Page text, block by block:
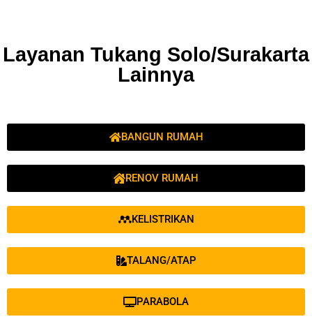
Layanan Tukang Solo/Surakarta
Lainnya
BANGUN RUMAH
RENOV RUMAH
KELISTRIKAN
TALANG/ATAP
PARABOLA